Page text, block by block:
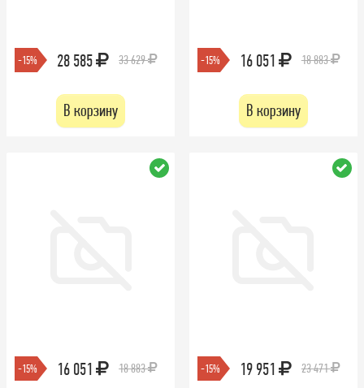
-15% 28 585 33 629
В корзину
-15% 16 051 18 883
В корзину
-15% 16 051 18 883 -15% 19 951 23 471